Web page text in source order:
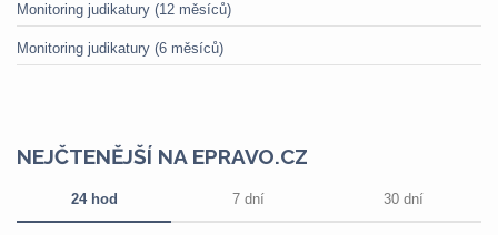
Monitoring judikatury (12 měsíců)
Monitoring judikatury (6 měsíců)
NEJČTENĚJŠÍ NA EPRAVO.CZ
24 hod 7 dní 30 dní